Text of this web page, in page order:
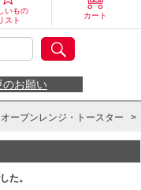
いもの
スト
カート
お願い
ーブンレンジ・トースター >
た。